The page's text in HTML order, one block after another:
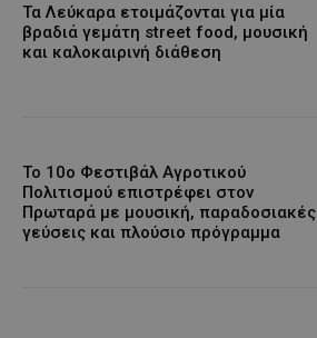
Τα Λεύκαρα ετοιμάζονται για μία
βραδιά γεμάτη street food, μουσική
και καλοκαιρινή διάθεση
Το 10ο Φεστιβάλ Αγροτικού
Πολιτισμού επιστρέφει στον
Πρωταρά με μουσική, παραδοσιακές
γεύσεις και πλούσιο πρόγραμμα